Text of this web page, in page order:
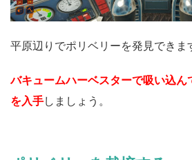
平原辺りでポリベリーを発見できま
バキュームハーベスターで吸い込ん
を入手しましょう。